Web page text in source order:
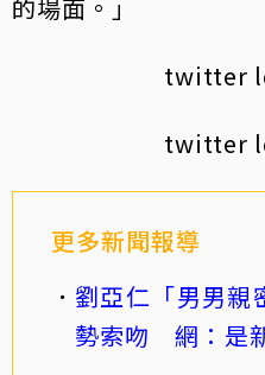
的場面。」
twitter
twitter
更多新聞報導
劉亞仁「男男親
勢索吻 網：是